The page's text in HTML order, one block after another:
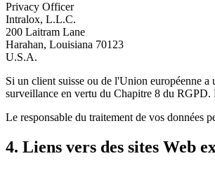
Privacy Officer
Intralox, L.L.C.
200 Laitram Lane
Harahan, Louisiana 70123
U.S.A.
Si un client suisse ou de l'Union européenne a
surveillance en vertu du Chapitre 8 du
Le responsable du traitement de vos données
4. Liens vers des sites Web